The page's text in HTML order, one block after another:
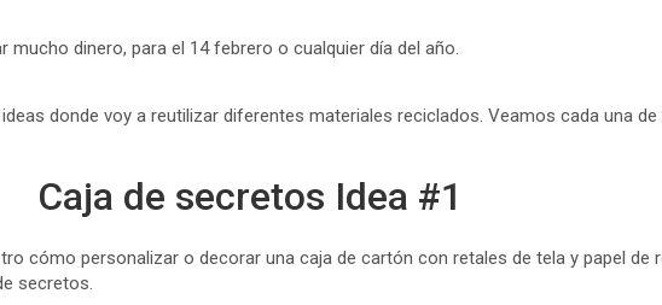
mucho dinero, para el 14 febrero o cualquier día del año.
donde voy a reutilizar diferentes materiales reciclados. Veamos cada una de
Caja de secretos Idea #1
cómo personalizar o decorar una caja de cartón con retales de tela y papel de
secretos.